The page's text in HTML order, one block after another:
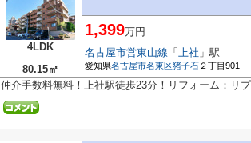
4LDK
80.15㎡
1,399万円
名古屋市営東山線 「 上社 」駅
愛知県名古屋市名東区猪子石 ２丁目901
仲介手数料無料！上社駅徒歩23分！リフォーム：